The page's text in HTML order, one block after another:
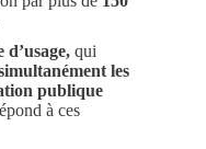
d’usage, qui
les
publique
à ces